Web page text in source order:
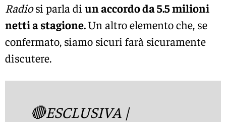
Radiosi parla di un accordo da 5.5 milioni
netti a stagione.Un altro elemento che, se
confermato, siamo sicuri farà sicuramente
discutere.
🔴ESCLUSIVA |